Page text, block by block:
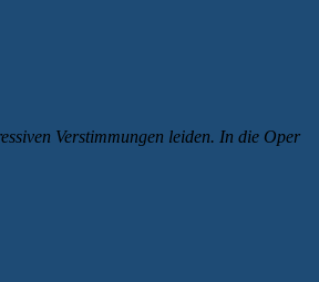
Verstimmungen leiden. In die Oper